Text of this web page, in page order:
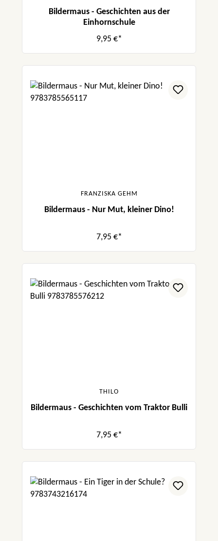
Bildermaus - Geschichten aus der
Einhornschule
9,95 €*
FRANZISKA GEHM
Bildermaus - Nur Mut, kleiner Dino!
7,95 €*
THILO
Bildermaus - Geschichten vom Traktor Bulli
7,95 €*